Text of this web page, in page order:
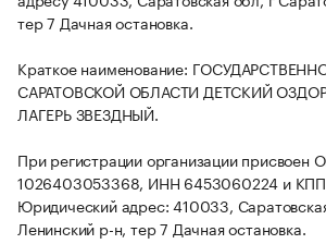
тер 7 Дачная остановка.
Краткое наименование:
САРАТОВСКОЙ ОБЛАСТИ ДЕТСКИЙ
ЛАГЕРЬ ЗВЕЗДНЫЙ.
При регистрации организации присвоен
1026403053368, ИНН 6453060224 и
Юридический адрес: 410033,
Ленинский р-н, тер 7 Дачная остановка.